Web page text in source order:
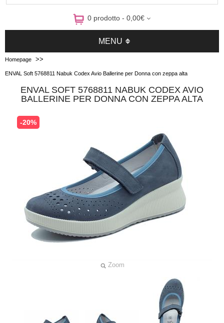
0 prodotto - 0,00€
MENU
Homepage >>
ENVAL Soft 5768811 Nabuk Codex Avio Ballerine per Donna con zeppa alta
ENVAL SOFT 5768811 NABUK CODEX AVIO
BALLERINE PER DONNA CON ZEPPA ALTA
Zoom
-20%